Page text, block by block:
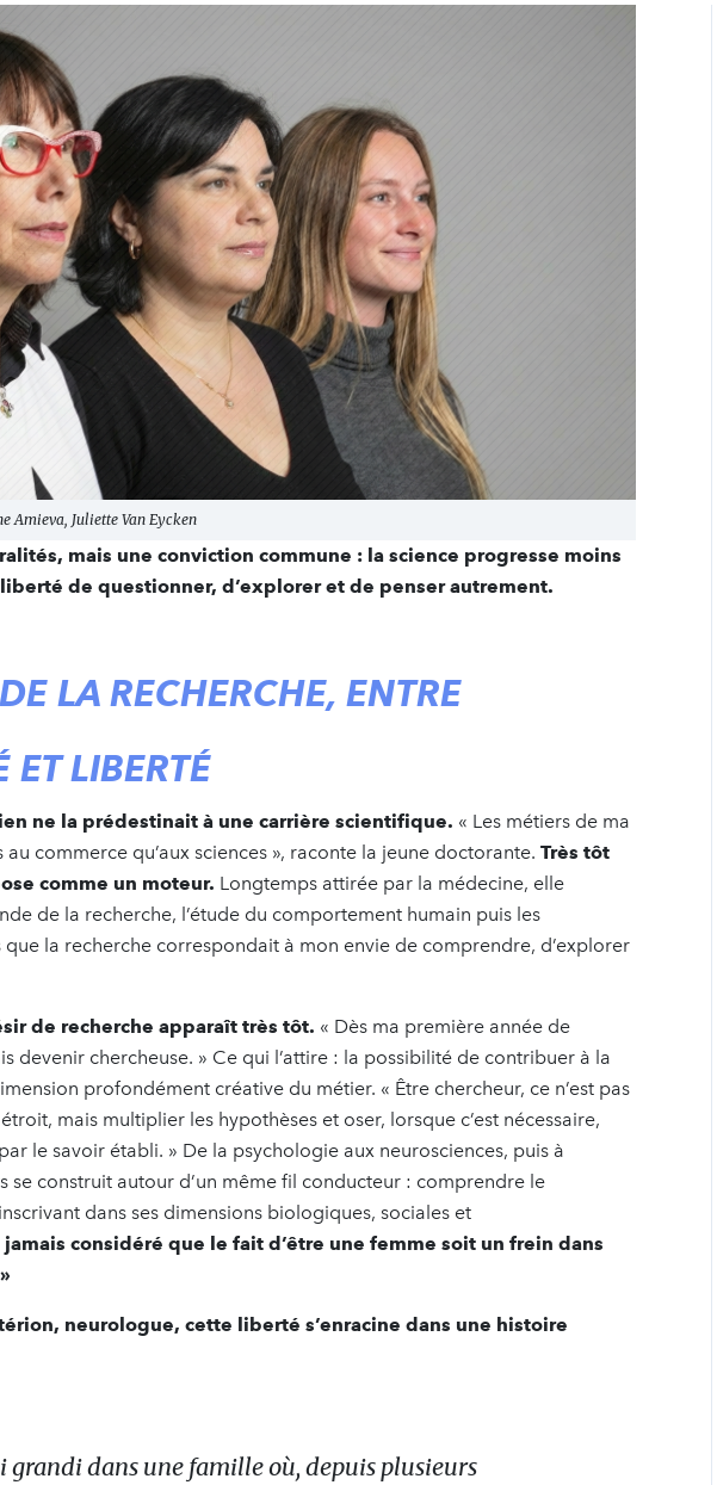
Amieva, Juliette Van Eycken
mais une conviction commune : la science progresse moins
de questionner, d’explorer et de penser autrement.
LA RECHERCHE, ENTRE
ET LIBERTÉ
ne la prédestinait à une carrière scientifique. « Les métiers de ma
commerce qu’aux sciences », raconte la jeune doctorante. Très tôt
comme un moteur. Longtemps attirée par la médecine, elle
de la recherche, l’étude du comportement humain puis les
que la recherche correspondait à mon envie de comprendre, d’explorer
de recherche apparaît très tôt. « Dès ma première année de
devenir chercheuse. » Ce qui l’attire : la possibilité de contribuer à la
profondément créative du métier. « Être chercheur, ce n’est pas
mais multiplier les hypothèses et oser, lorsque c’est nécessaire,
le savoir établi. » De la psychologie aux neurosciences, puis à
se construit autour d’un même fil conducteur : comprendre le
dans ses dimensions biologiques, sociales et
jamais considéré que le fait d’être une femme soit un frein dans
neurologue, cette liberté s’enracine dans une histoire
grandi dans une famille où, depuis plusieurs